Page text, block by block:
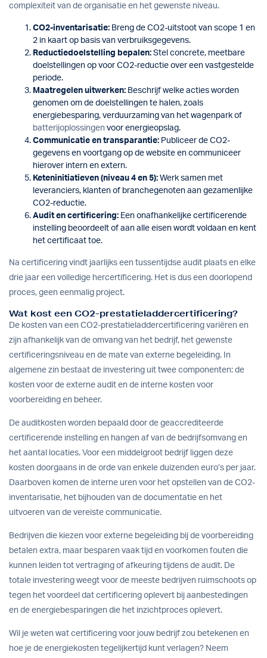
complexiteit van de organisatie en het gewenste niveau.
CO2-inventarisatie: Breng de CO2-uitstoot van scope 1 en
2 in kaart op basis van verbruiksgegevens.
Reductiedoelstelling bepalen: Stel concrete, meetbare
doelstellingen op voor CO2-reductie over een vastgestelde
periode.
Maatregelen uitwerken: Beschrijf welke acties worden
genomen om de doelstellingen te halen, zoals
energiebesparing, verduurzaming van het wagenpark of
batterijoplossingen voor energieopslag.
Communicatie en transparantie: Publiceer de CO2-
gegevens en voortgang op de website en communiceer
hierover intern en extern.
Keteninitiatieven (niveau 4 en 5): Werk samen met
leveranciers, klanten of branchegenoten aan gezamenlijke
CO2-reductie.
Audit en certificering: Een onafhankelijke certificerende
instelling beoordeelt of aan alle eisen wordt voldaan en kent
het certificaat toe.
Na certificering vindt jaarlijks een tussentijdse audit plaats en elke
drie jaar een volledige hercertificering. Het is dus een doorlopend
proces, geen eenmalig project.
Wat kost een CO2-prestatieladdercertificering?
De kosten van een CO2-prestatieladdercertificering variëren en
zijn afhankelijk van de omvang van het bedrijf, het gewenste
certificeringsniveau en de mate van externe begeleiding. In
algemene zin bestaat de investering uit twee componenten: de
kosten voor de externe audit en de interne kosten voor
voorbereiding en beheer.
De auditkosten worden bepaald door de geaccrediteerde
certificerende instelling en hangen af van de bedrijfsomvang en
het aantal locaties. Voor een middelgroot bedrijf liggen deze
kosten doorgaans in de orde van enkele duizenden euro’s per jaar.
Daarboven komen de interne uren voor het opstellen van de CO2-
inventarisatie, het bijhouden van de documentatie en het
uitvoeren van de vereiste communicatie.
Bedrijven die kiezen voor externe begeleiding bij de voorbereiding
betalen extra, maar besparen vaak tijd en voorkomen fouten die
kunnen leiden tot vertraging of afkeuring tijdens de audit. De
totale investering weegt voor de meeste bedrijven ruimschoots op
tegen het voordeel dat certificering oplevert bij aanbestedingen
en de energiebesparingen die het inzichtproces oplevert.
Wil je weten wat certificering voor jouw bedrijf zou betekenen en
hoe je de energiekosten tegelijkertijd kunt verlagen? Neem